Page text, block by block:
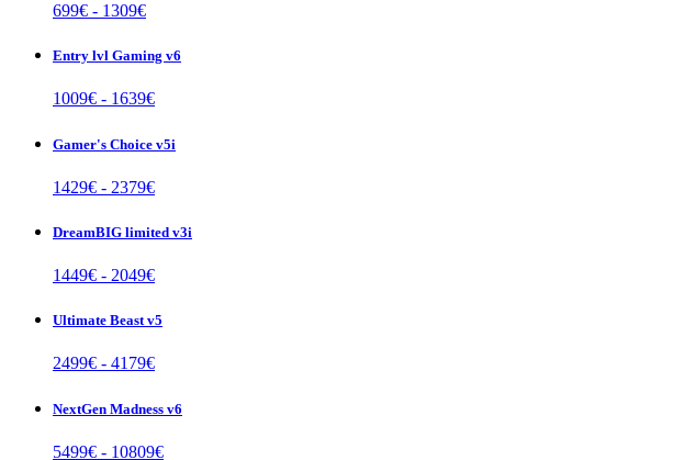
699€ - 1309€
Entry lvl Gaming v6
1009€ - 1639€
Gamer's Choice v5i
1429€ - 2379€
DreamBIG limited v3i
1449€ - 2049€
Ultimate Beast v5
2499€ - 4179€
NextGen Madness v6
5499€ - 10809€